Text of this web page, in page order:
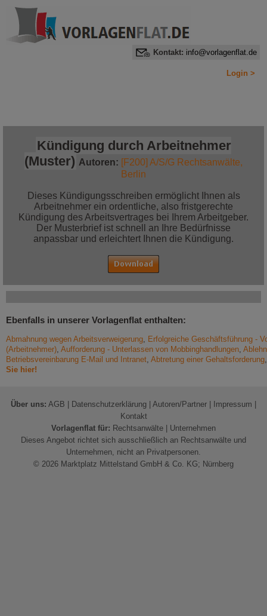
Kontakt: info@vorlagenflat.de
Login >
Kündigung durch Arbeitnehmer
(Muster) Autoren: [F200] A/S/G Rechtsanwälte,
Berlin
Dieses Kündigungsschreiben ermöglicht Ihnen als
Arbeitnehmer ein ordentliche, also fristgerechte
Kündigung des Arbeitsvertrages bei Ihrem Arbeitgeber.
Der Musterbrief ist schnell an Ihre Bedürfnisse
anpassbar und erleichtert Ihnen die Kündigung.
Ebenfalls in unserer Vorlagenflat enthalten:
Abmahnung wegen Arbeitsverweigerung, Erfolgreiche Geschäftsführung -
(Arbeitnehmer), Aufforderung - Unterlassen von Mobbinghandlungen,
Betriebsvereinbarung E-Mail und Intranet, Abtretung einer Gehaltsforderung
Sie hier!
Über uns: AGB Datenschutzerklärung Autoren/Partner Impressum
Kontakt
Vorlagenflat für: Rechtsanwälte
Unternehmen
Dieses Angebot richtet sich ausschließlich an Rechtsanwälte und
Unternehmen, nicht an Privatpersonen.
© 2026 Marktplatz Mittelstand GmbH & Co. KG; Nürnberg